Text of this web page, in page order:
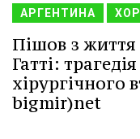
АРГЕНТИНА
Пішов з
Гатті:
хірургічного
bigmir)net